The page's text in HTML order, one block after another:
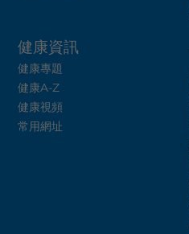
健康資訊
健康專題
健康A-Z
健康視頻
常用網址